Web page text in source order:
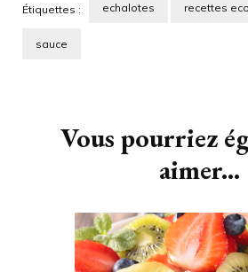
Étiquettes : echalotes recettes
sauce
Vous pourriez
aimer...